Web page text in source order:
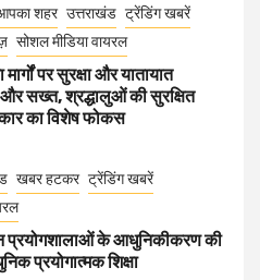
शहर उत्तराखंड ट्रेंडिंग खबरें
सोशल मीडिया वायरल
मार्गों पर सुरक्षा और यातायात
और सख्त, श्रद्धालुओं की सुरक्षित
का विशेष फोकस
खबर हटकर ट्रेंडिंग खबरें
प्रयोगशालाओं के आधुनिकीकरण की
प्रयोगात्मक शिक्षा